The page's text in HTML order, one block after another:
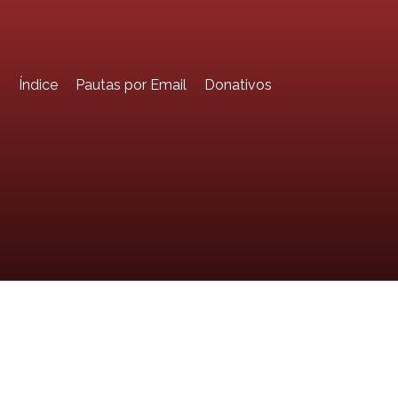
Índice Pautas por Email Donativos